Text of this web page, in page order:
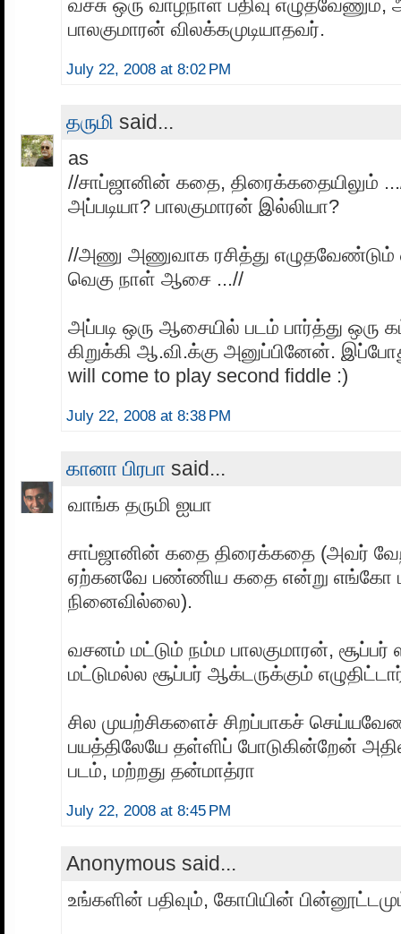
வச்சு ஒரு வாழ்நாள் பதிவு எழுதவேணும்,
பாலகுமாரன் விலக்கமுடியாதவர்.
July 22, 2008 at 8:02 PM
தருமி said...
as
//சாப்ஜானின் கதை, திரைக்கதையிலும்
அப்படியா? பாலகுமாரன் இல்லியா?
//அணு அணுவாக ரசித்து
வெகு நாள் ஆசை ...//
அப்படி ஒரு ஆசையில் படம் பார்த்து ஒரு
கிறுக்கி ஆ.வி.க்கு அனுப்பினேன்.
will come to play second fiddle :)
July 22, 2008 at 8:38 PM
கானா பிரபா said...
வாங்க தருமி ஐயா
சாப்ஜானின் கதை திரைக்கதை (அவர்
ஏற்கனவே பண்ணிய கதை என்று எங்கோ
நினைவில்லை).
வசனம் மட்டும் நம்ம பாலகுமாரன், சூப்பர்
மட்டுமல்ல சூப்பர் ஆக்டருக்கும்
சில முயற்சிகளைச் சிறப்பாகச்
பயத்திலேயே தள்ளிப் போடுகின்றேன்
படம், மற்றது தன்மாத்ரா
July 22, 2008 at 8:45 PM
Anonymous said...
உங்களின் பதிவும், கோபியின்